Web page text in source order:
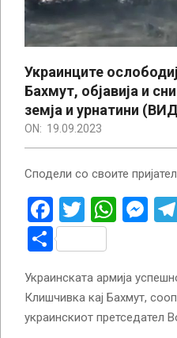
Украинците
Бахмут, објавија и
земја и урнатини
ON: 19.09.2023
Сподели со своите
Facebook
Twitter
Share
Украинската армија
Клишчивка кај Бахмут,
украинскиот претседател